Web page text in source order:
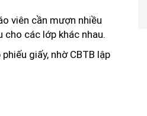
viên cần mượn nhiều
các lớp khác nhau.
giấy, nhờ CBTB lập